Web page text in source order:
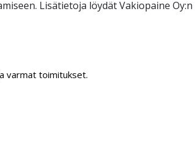
Lisätietoja löydät Vakiopaine Oy:n
varmat toimitukset.